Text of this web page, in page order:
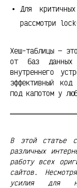
Для
рассмотри
Хеш-таблицы —
от баз данных
внутреннего
эффективный
под капотом у
В этой статье
различных
работу всех
сайтов.
усилия для